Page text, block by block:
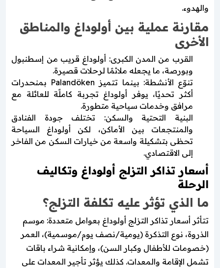
والهدوء.
مقارنة عملية بين أولوداغ والمناطق
الأخرى
القرب من المدن الكبرى: أولوداغ قريب من إسطنبول
وبورصة، ما يجعله ملائمًا لرحلات قصيرة.
تنوّع الأنشطة: بينما تتميز Palandöken بمنحدرات
أكثر تحديًا، يوفر أولوداغ تجربة كاملًة للعائلة مع
مرافق وخدمات سياحية متطورة.
البنية التحتية والسكن: تختلف جودة الفنادق
والمنتجعات بين الأماكن، لكن أولوداغ السياحة
تحظى بتشكيلة واسعة من خيارات السكن من الفاخر
إلى الاقتصادي.
أسعار تذاكر التزلج أولوداغ وتكاليف
الرحلة
ما الذي تؤثر عليه تكلفة التزلج؟
تتأثر أسعار تذاكر التزلج أولوداغ بعوامل متعددة: موسم
الذروة، نوع التذكرة (يومية/نصف يوم/موسمية)، العمر
(خصومات للأطفال وكبار السن)، وإمكانية شراء باقات
تشمل الإقامة والمعدات. كذلك يؤثر تأجير المعدات على